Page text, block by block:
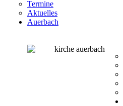
Termine
Aktuelles
Auerbach